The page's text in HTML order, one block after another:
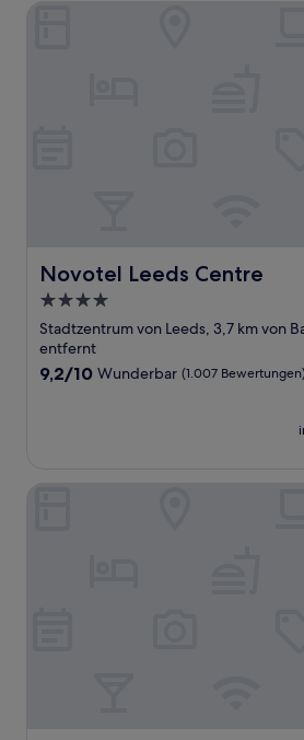
Novotel Leeds Centre
Novotel Leeds Centre
4.0-
Sterne-
Unterkunft
Stadtzentrum von Leeds, 3,7 km von
entfernt
9.2
9,2/10 Wunderbar (1.007 Bewertungen)